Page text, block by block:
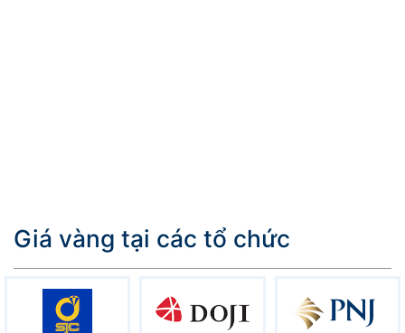
Giá vàng tại các tổ chức